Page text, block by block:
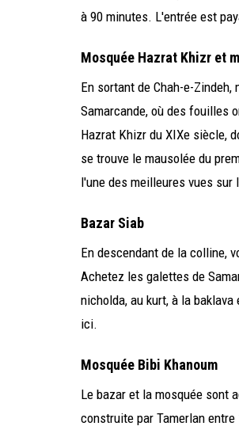
à 90 minutes. L'entrée est
Mosquée Hazrat Khizr et
En sortant de Chah-e-
Samarcande, où des fouilles
Hazrat Khizr du XIXe siècle,
se trouve le mausolée du
l'une des meilleures vues
Bazar Siab
En descendant de la colline,
Achetez les galettes de
nicholda, au kurt, à la
ici.
Mosquée Bibi Khanoum
Le bazar et la mosquée sont
construite par Tamerlan